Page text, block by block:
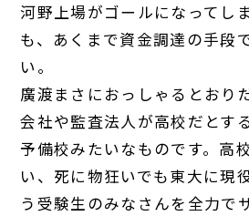
河野上場がゴールになってし
も、あくまで資金調達の手段
い。
廣渡 まさにおっしゃるとおり
会社や監査法人が高校だとす
予備校みたいなものです。高
い、死に物狂いでも東大に現
う受験生のみなさんを全力で